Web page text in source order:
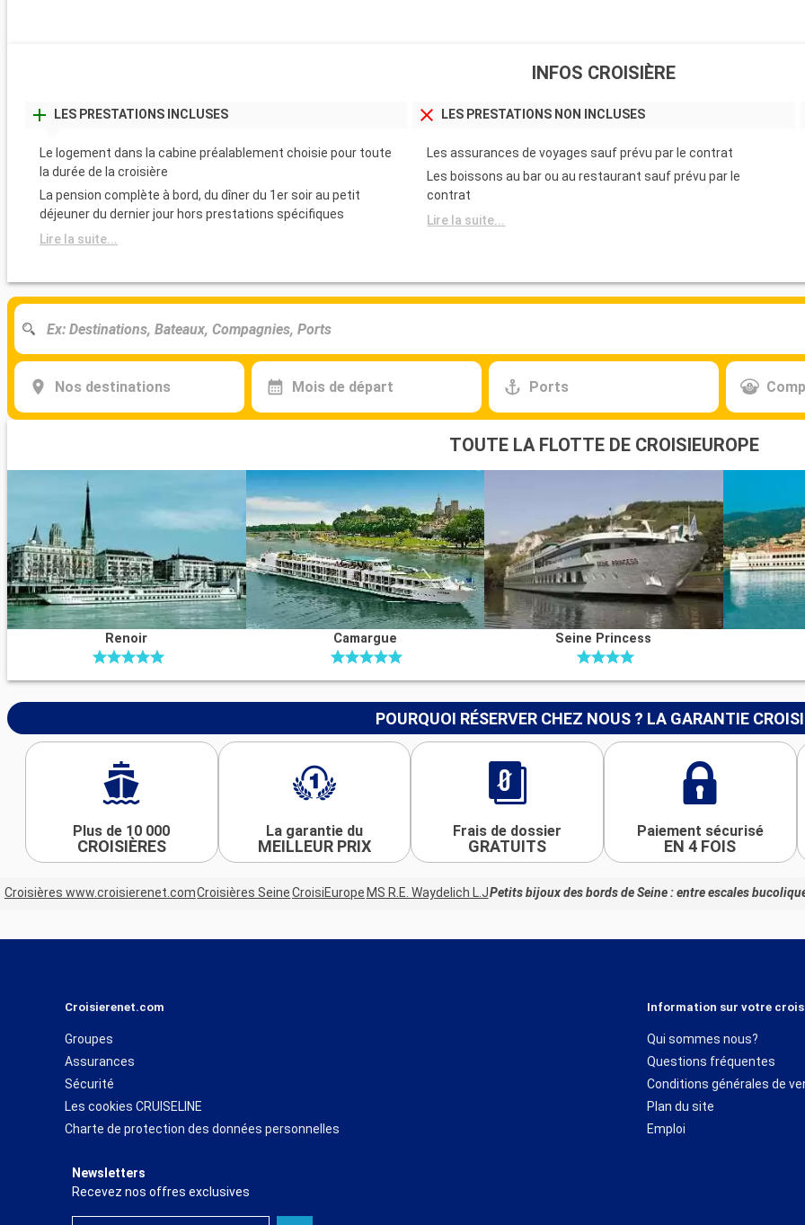
INFOS CROISIÈRE
LES PRESTATIONS INCLUSES
Le logement dans la cabine préalablement choisie pour toute
la durée de la croisière
La pension complète à bord, du dîner du 1er soir au petit
déjeuner du dernier jour hors prestations spécifiques
Lire la suite...
LES PRESTATIONS NON INCLUSES
Les assurances de voyages sauf prévu par le contrat
Les boissons au bar ou au restaurant sauf prévu par le
contrat
Lire la suite...
Nos destinations Mois de départ Ports
TOUTE LA FLOTTE DE CROISIEUROPE
Renoir Camargue Seine Princess
POURQUOI RÉSERVER CHEZ NOUS ? LA GARANTIE
Plus de 10 000
CROISIÈRES
La garantie du
MEILLEUR PRIX
Frais de dossier
GRATUITS
Paiement sécurisé
EN 4 FOIS
Croisières www.croisierenet.comCroisières SeineCroisiEurope MS R.E. Waydelich L.JPetits bijoux des bords de Seine : entre escales
Croisierenet.com
Groupes
Assurances
Sécurité
Les cookies CRUISELINE
Charte de protection des données personnelles
Information sur votre
Qui sommes nous?
Questions fréquentes
Conditions générales de
Plan du site
Emploi
Newsletters
Recevez nos offres exclusives